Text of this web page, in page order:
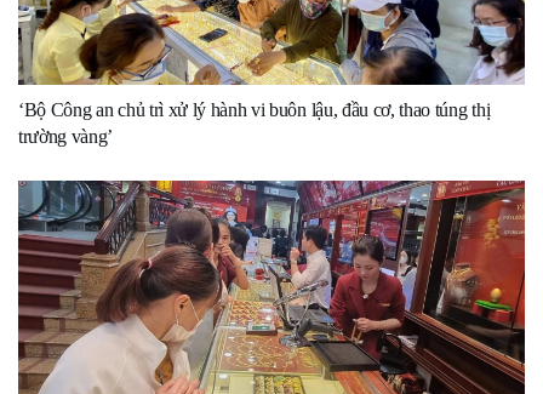
‘Bộ Công an chủ trì xử lý hành vi buôn lậu, đầu cơ, thao túng thị
trường vàng’